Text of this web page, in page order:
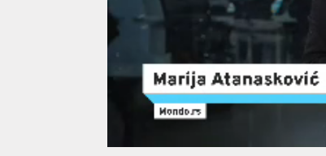
Unmute
Loaded: